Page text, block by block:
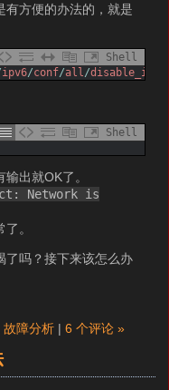
有方便的办法的，就是
Shell
ipv6/conf/all/disable_ipv6
Shell
出就OK了。
Network is
。
了吗？接下来该怎么办
故障分析 | 6 个评论 »